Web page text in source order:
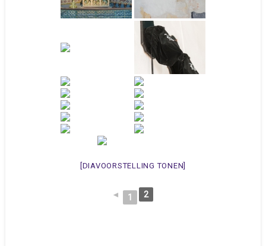
[DIAVOORSTELLING TONEN]
◄ 1 2